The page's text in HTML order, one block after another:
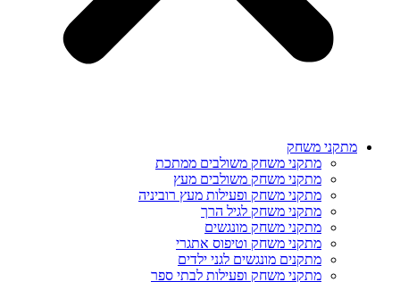
מתקני משחק
מתקני משחק משולבים ממתכת
מתקני משחק משולבים מעץ
מתקני משחק ופעילות מעץ רוביניה
מתקני משחק לגיל הרך
מתקני משחק מונגשים
מתקני משחק וטיפוס אתגרי
מתקנים מונגשים לגני ילדים
מתקני משחק ופעילות לבתי ספר